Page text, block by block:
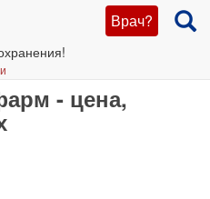
Врач?
- цена,